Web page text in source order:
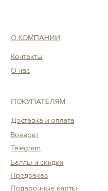
ПОКУПАТЕЛЯМ
О КОМПАНИИ
Доставка и оплата
Баллы и скидки
Telegram
Контакты
Возврат
Предзаказ
О нас
Подарочные карты